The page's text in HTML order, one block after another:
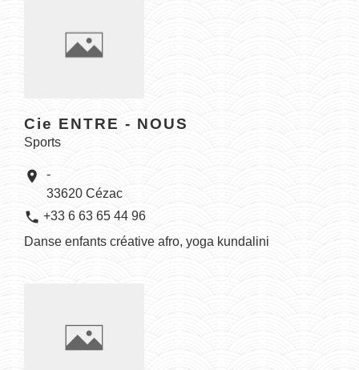
Cie ENTRE - NOUS
Sports
location_on
-
33620 Cézac
phone +33 6 63 65 44 96
Danse enfants créative afro, yoga kundalini